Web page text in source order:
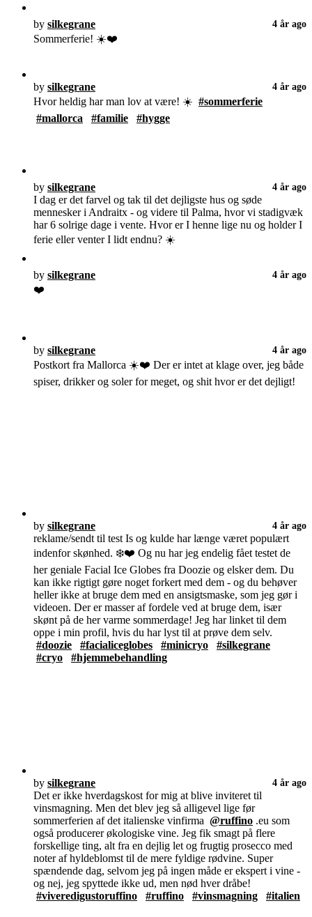
by silkegrane 4 år ago
Sommerferie! ☀️❤️
by silkegrane 4 år ago
Hvor heldig har man lov at være! ☀️ #sommerferie
#mallorca
#familie #hygge
by silkegrane 4 år ago
I dag er det farvel og tak til det dejligste hus og søde
mennesker i Andraitx - og videre til Palma, hvor vi stadigvæk
har 6 solrige dage i vente. Hvor er I henne lige nu og holder I
ferie eller venter I lidt endnu? ☀️
by silkegrane 4 år ago
❤️
by silkegrane 4 år ago
Postkort fra Mallorca ☀️❤️ Der er intet at klage over, jeg både
spiser, drikker og soler for meget, og shit hvor er det dejligt!
by silkegrane 4 år ago
reklame/sendt til test Is og kulde har længe været populært
indenfor skønhed. ❄️❤️ Og nu har jeg endelig fået testet de
her geniale Facial Ice Globes fra Doozie og elsker dem. Du
kan ikke rigtigt gøre noget forkert med dem - og du behøver
heller ikke at bruge dem med en ansigtsmaske, som jeg gør i
videoen. Der er masser af fordele ved at bruge dem, især
skønt på de her varme sommerdage! Jeg har linket til dem
oppe i min profil, hvis du har lyst til at prøve dem selv.
#doozie
#facialiceglobes #minicryo
#silkegrane
#cryo
#hjemmebehandling
by silkegrane 4 år ago
Det er ikke hverdagskost for mig at blive inviteret til
vinsmagning. Men det blev jeg så alligevel lige før
sommerferien af det italienske vinfirma @ruffino .eu som
også producerer økologiske vine. Jeg fik smagt på flere
forskellige ting, alt fra en dejlig let og frugtig prosecco med
noter af hyldeblomst til de mere fyldige rødvine. Super
spændende dag, selvom jeg på ingen måde er ekspert i vine -
og nej, jeg spyttede ikke ud, men nød hver dråbe!
#viveredigustoruffino
#ruffino #vinsmagning #italien